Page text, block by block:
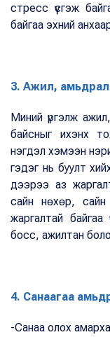
стресс үүсгэж
байгаа эхний
3. Ажил,
Миний үргэлж
байсныг ихэнх
нэгдэл хэмээн
гэдэг нь буулт
дээрээ аз
сайн нөхөр,
жаргалтай
босс, ажилтан
4. Санаагаа
-Санаа олох